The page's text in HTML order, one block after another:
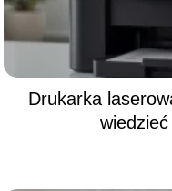
Drukarka